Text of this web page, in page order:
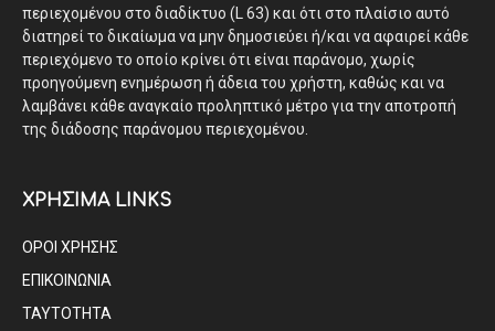
περιεχομένου στο διαδίκτυο (L 63) και ότι στο πλαίσιο αυτό
διατηρεί το δικαίωμα να μην δημοσιεύει ή/και να αφαιρεί κάθε
περιεχόμενο το οποίο κρίνει ότι είναι παράνομο, χωρίς
προηγούμενη ενημέρωση ή άδεια του χρήστη, καθώς και να
λαμβάνει κάθε αναγκαίο προληπτικό μέτρο για την αποτροπή
της διάδοσης παράνομου περιεχομένου.
ΧΡΗΣΙΜΑ LINKS
ΟΡΟΙ ΧΡΗΣΗΣ
ΕΠΙΚΟΙΝΩΝΙΑ
ΤΑΥΤΟΤΗΤΑ